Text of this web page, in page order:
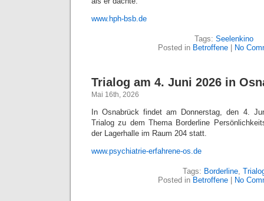
www.hph-bsb.de
Tags: Seelenkino
Posted in Betroffene No
Trialog am 4. Juni 2026 in
Mai 16th, 2026
In Osnabrück findet am Donnerstag, den 4.
Trialog zu dem Thema Borderline
der Lagerhalle im Raum 204 statt.
www.psychiatrie-erfahrene-os.de
Tags: Borderline,
Posted in Betroffene No